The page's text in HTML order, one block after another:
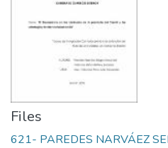
Files
621- PAREDES NARVÁEZ